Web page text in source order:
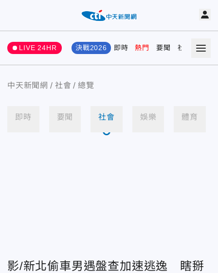
LIVE 24HR 決戰2026 即時 熱門 要聞 社會 娛樂
中天新聞網 社會 總覽
即時 要聞 社會 娛樂 體育
影/新北偷車男遇盤查加速逃逸 瞎掰